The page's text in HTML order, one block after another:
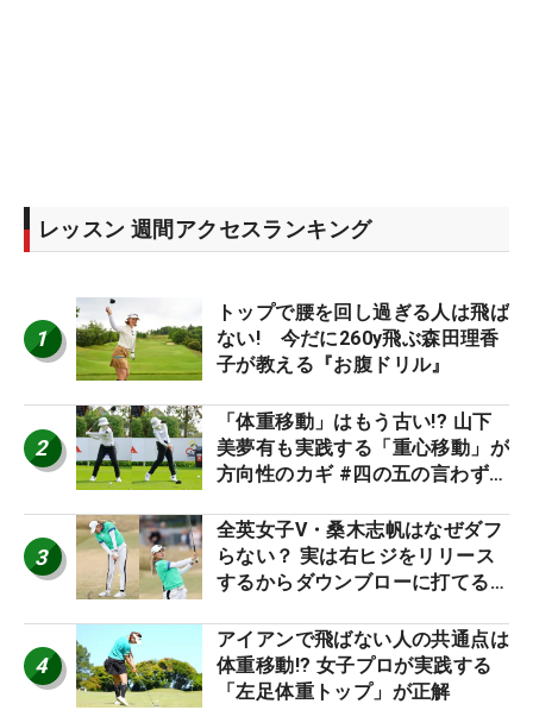
レッスン 週間アクセスランキング
1
トップで腰を回し過ぎる人は飛ば
ない! 今だに260y飛ぶ森田理香
子が教える『お腹ドリル』
2
「体重移動」はもう古い!? 山下
美夢有も実践する「重心移動」が
方向性のカギ #四の五の言わず振
3
全英女子V・桑木志帆はなぜダフ
らない？ 実は右ヒジをリリース
するからダウンブローに打てる #
4
アイアンで飛ばない人の共通点は
体重移動!? 女子プロが実践する
「左足体重トップ」が正解